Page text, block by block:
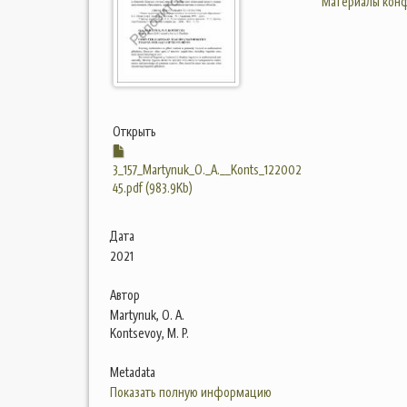
Открыть
3_157_Martynuk_O._А.__Konts_122002
45.pdf (983.9Kb)
Дата
2021
Автор
Martynuk, O. А.
Kontsevoy, M. P.
Metadata
Показать полную информацию